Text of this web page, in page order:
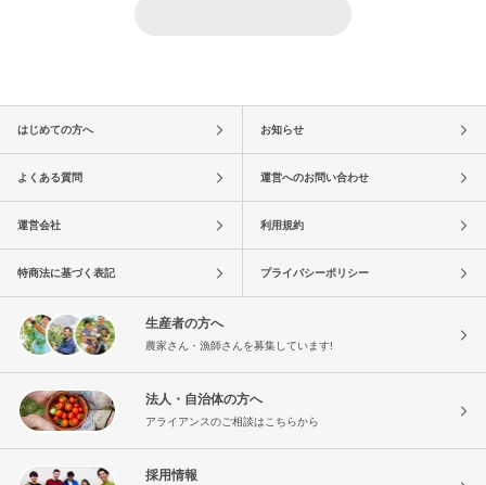
はじめての方へ お知らせ
よくある質問 運営へのお問い合わせ
運営会社 利用規約
特商法に基づく表記 プライバシーポリシー
生産者の方へ
農家さん・漁師さんを募集しています!
法人・自治体の方へ
アライアンスのご相談はこちらから
採用情報